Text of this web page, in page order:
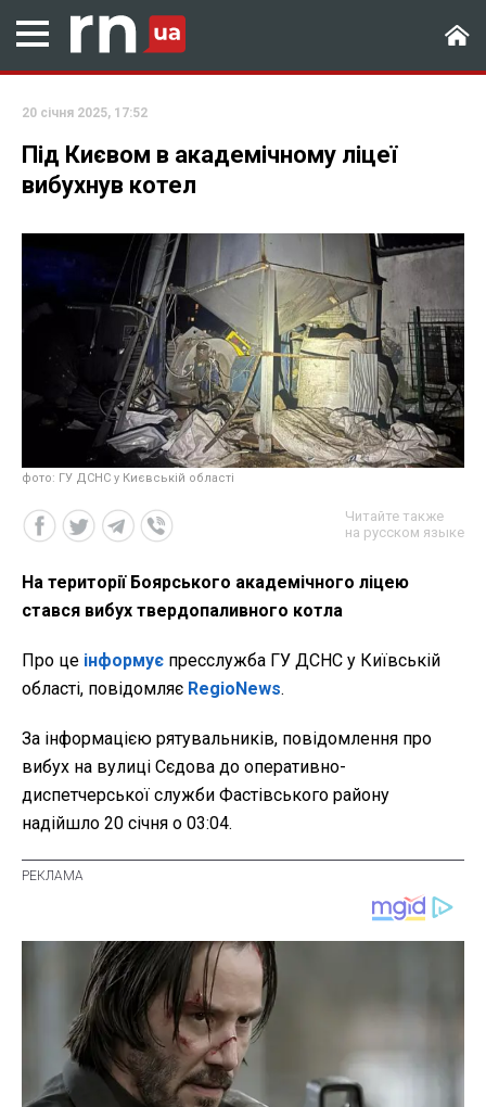
20 січня 2025, 17:52
Під Києвом в академічному ліцеї
вибухнув котел
фото: ГУ ДСНС у Києвській області
Читайте также
на русском языке
На території Боярського академічного ліцею
стався вибух твердопаливного котла
Про це інформує пресслужба ГУ ДСНС у Київській
області, повідомляє RegioNews.
За інформацією рятувальників, повідомлення про
вибух на вулиці Сєдова до оперативно-
диспетчерської служби Фастівського району
надійшло 20 січня о 03:04.